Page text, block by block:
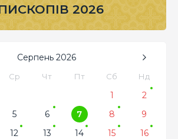
2026
Серпень 2026
Ср Чт Пт Сб Нд
1
2
5 6 7 8
9
12 13 14 15
16